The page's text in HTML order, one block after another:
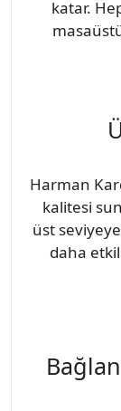
katar.
Harman
kalitesi
üst
daha